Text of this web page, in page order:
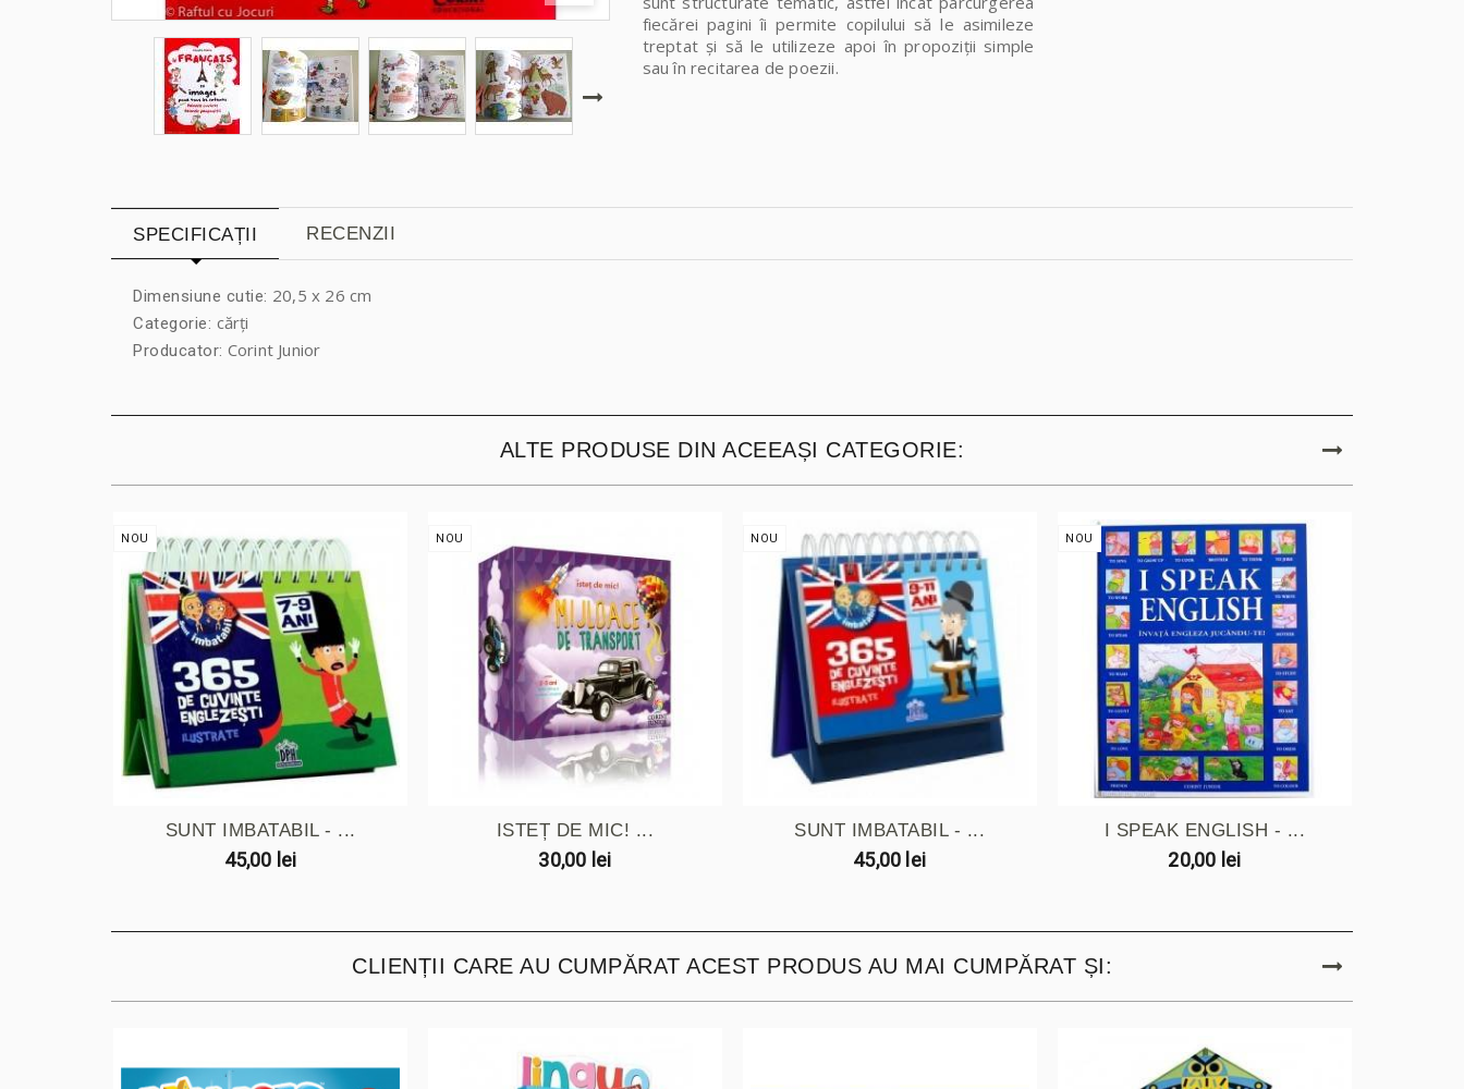
fiecărei pagini îi permite copilului să le asimileze
treptat şi să le utilizeze apoi în propoziţii simple
sau în recitarea de poezii.
SPECIFICAȚII RECENZII
Dimensiune cutie: 20,5 x 26 cm
Categorie: cărți
Producator: Corint Junior
ALTE PRODUSE DIN ACEEAȘI CATEGORIE:
NOU
SUNT IMBATABIL - ...
45,00 lei
NOU
ISTEȚ DE MIC! ...
30,00 lei
NOU
SUNT IMBATABIL - ...
45,00 lei
NOU
I SPEAK ENGLISH - ...
20,00 lei
CLIENȚII CARE AU CUMPĂRAT ACEST PRODUS AU MAI CUMPĂRAT ȘI: